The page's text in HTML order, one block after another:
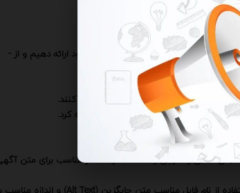
و باید -
آگهی باشد.
بیشتری در مورد محصول یا خدمات خود ارائه دهیم و از -
باشند.
کمک می‌کنند تا موضوع آگهی را بهتر درک کنند.
افزایش شانس دیده شدن آگهی استفاده کرد.
نیز توجه داشته باشیم.
داخلی و خارجی و استفاده از ساختار مناسب برای متن